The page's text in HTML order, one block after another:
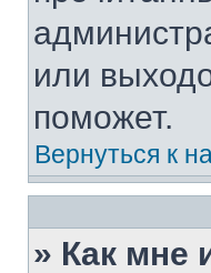
или
поможет.
Вернуться к
» Как мне